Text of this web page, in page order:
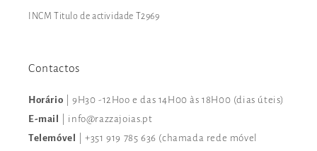
INCM Titulo de actividade T2969
Contactos
Horário | 9H30 -12Hoo e das 14H00 às 18H00 (dias úteis)
E-mail
| info@razzajoias.pt
Telemóvel
| +351 919 785 636 (chamada rede móvel